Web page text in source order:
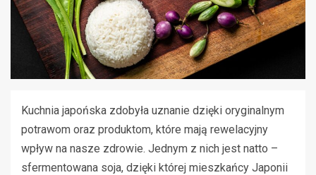
Kuchnia japońska zdobyła uznanie dzięki oryginalnym
potrawom oraz produktom, które mają rewelacyjny
wpływ na nasze zdrowie. Jednym z nich jest natto –
sfermentowana soja, dzięki której mieszkańcy Japonii